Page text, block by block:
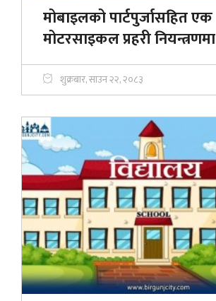
मोबाइलको पार्टपुर्जासहित एक
मोटरसाइकल प्रहरी नियन्त्रणमा
शुक्रबार, साउन २२, २०८३